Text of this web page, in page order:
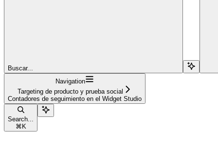
Buscar...
Navigation
Targeting de producto y prueba social
Contadores de seguimiento en el Widget Studio
Search...
⌘ K